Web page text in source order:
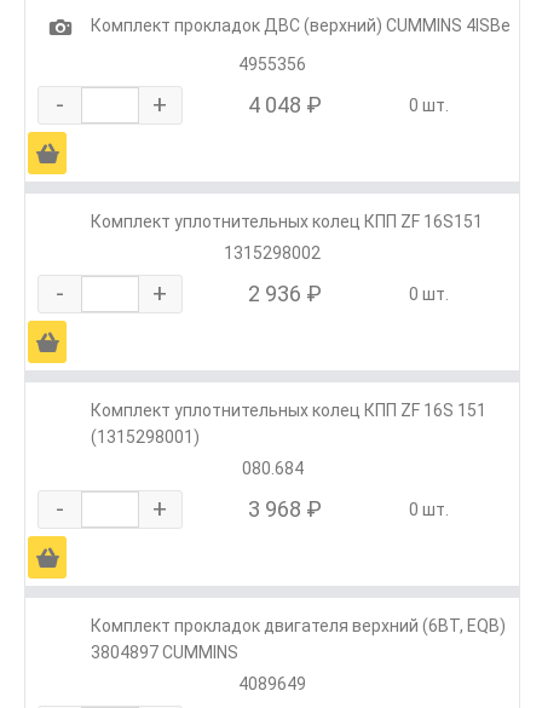
1
Комплект прокладок ДВС (верхний) CUMMINS 4ISBe
4955356
- + 4 048 ₽ 0 шт.
Ä
Комплект уплотнительных колец КПП ZF 16S151
1315298002
- + 2 936 ₽ 0 шт.
Ä
Комплект уплотнительных колец КПП ZF 16S 151
(1315298001)
080.684
- + 3 968 ₽ 0 шт.
Ä
Комплект прокладок двигателя верхний (6BT, EQB)
3804897 CUMMINS
4089649